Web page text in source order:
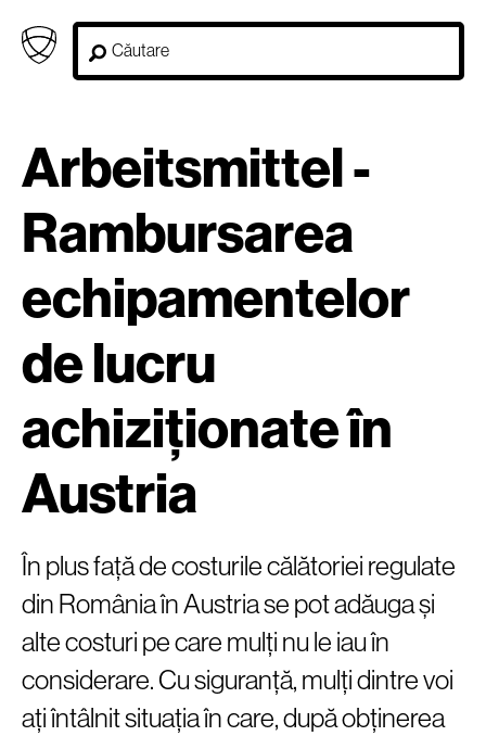
Arbeitsmittel -
Rambursarea
echipamentelor
de lucru
achiziționate în
Austria
În plus față de costurile călătoriei regulate
din România în Austria se pot adăuga și
alte costuri pe care mulți nu le iau în
considerare. Cu siguranță, mulți dintre voi
ați întâlnit situația în care, după obținerea